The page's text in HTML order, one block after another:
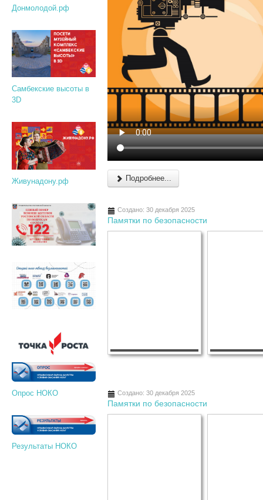
Подробнее...
Создано: 30 декабря 2025
Памятки по безопасности
Создано: 30 декабря 2025
Памятки по безопасности
Донмолодой.рф
Самбекские высоты в
3D
Живунадону.рф
Опрос НОКО
Результаты НОКО